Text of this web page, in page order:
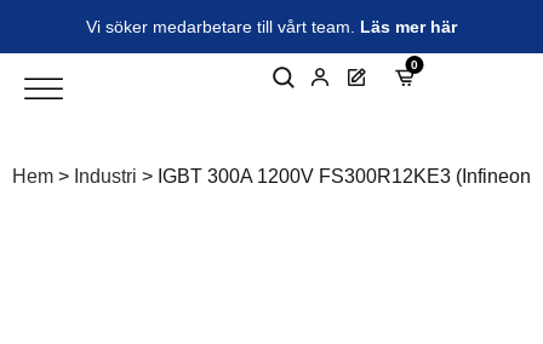
Vi söker medarbetare till vårt team. Läs mer här
0
Hem > Industri > IGBT 300A 1200V FS300R12KE3 (Infineon )